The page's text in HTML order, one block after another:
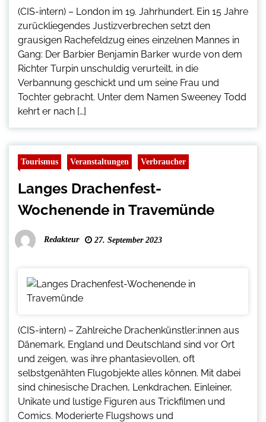
(CIS-intern) – London im 19. Jahrhundert. Ein 15 Jahre
zurückliegendes Justizverbrechen setzt den
grausigen Rachefeldzug eines einzelnen Mannes in
Gang: Der Barbier Benjamin Barker wurde von dem
Richter Turpin unschuldig verurteilt, in die
Verbannung geschickt und um seine Frau und
Tochter gebracht. Unter dem Namen Sweeney Todd
kehrt er nach […]
Tourismus Veranstaltungen Verbraucher
Langes Drachenfest-
Wochenende in Travemünde
Redakteur 27. September 2023
(CIS-intern) – Zahlreiche Drachenkünstler:innen aus
Dänemark, England und Deutschland sind vor Ort
und zeigen, was ihre phantasievollen, oft
selbstgenähten Flugobjekte alles können. Mit dabei
sind chinesische Drachen, Lenkdrachen, Einleiner,
Unikate und lustige Figuren aus Trickfilmen und
Comics. Moderierte Flugshows und